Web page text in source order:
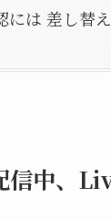
には 差し替
信中、